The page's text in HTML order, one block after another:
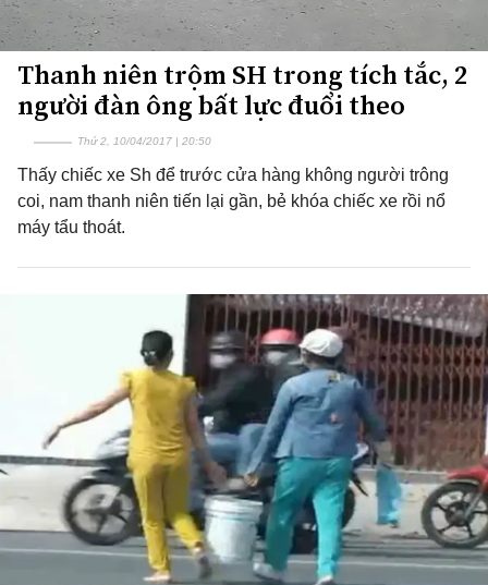
Thanh niên trộm SH trong tích tắc, 2
người đàn ông bất lực đuổi theo
Thứ 2, 10/04/2017 | 20:50
Thấy chiếc xe Sh để trước cửa hàng không người trông
coi, nam thanh niên tiến lại gần, bẻ khóa chiếc xe rồi nổ
máy tẩu thoát.